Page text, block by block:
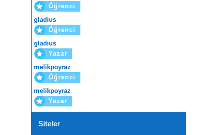
Öğrenci
gladius
Öğrenci
gladius
Yazar
melikpoyraz
Öğrenci
melikpoyraz
Yazar
Siteler